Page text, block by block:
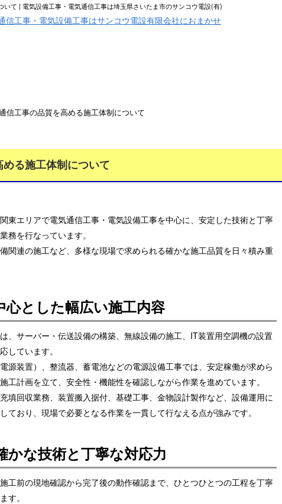
いて | 電気設備工事・電気通信工事は埼玉県さいたま市のサンコウ電設(有)
信工事の品質を高める施工体制について
る施工体制について
東エリアで電気通信工事・電気設備工事を中心に、安定した技術と丁寧
務を行なっています。
関連の施工など、多様な現場で求められる確かな施工品質を日々積み重
心とした幅広い施工内容
、サーバー・伝送設備の構築、無線設備の施工、IT装置用空調機の設置
しています。
源装置）、整流器、蓄電池などの電源設備工事では、安定稼働が求めら
工計画を立て、安全性・機能性を確認しながら作業を進めています。
填回収業務、装置搬入据付、基礎工事、金物設計製作など、設備運用に
ており、現場で必要となる作業を一貫して行なえる点が強みです。
かな技術と丁寧な対応力
工前の現地確認から完了後の動作確認まで、ひとつひとつの工程を丁寧
す。